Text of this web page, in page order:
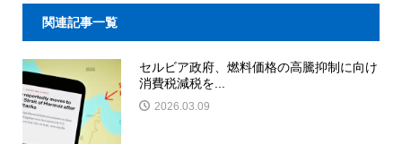
関連記事一覧
セルビア政府、燃料価格の高騰抑制に向け
消費税減税を...
2026.03.09